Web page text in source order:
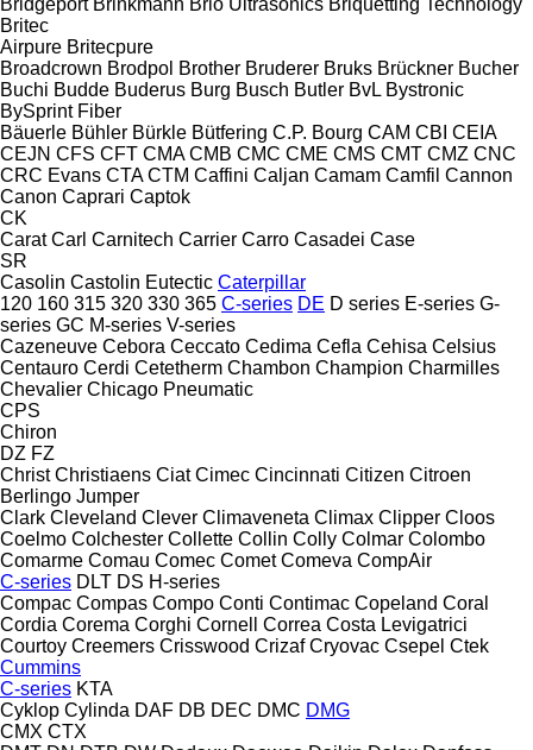
Britec
Airpure Britecpure
Broadcrown Brodpol Brother Bruderer Bruks Brückner Bucher
Buchi Budde Buderus Burg Busch Butler BvL Bystronic
BySprint Fiber
Bäuerle Bühler Bürkle Bütfering C.P. Bourg CAM CBI CEIA
CEJN CFS CFT CMA CMB CMC CME CMS CMT CMZ CNC
CRC Evans CTA CTM Caffini Caljan Camam Camfil Cannon
Canon Caprari Captok
CK
Carat Carl Carnitech Carrier Carro Casadei Case
SR
Casolin Castolin Eutectic Caterpillar
120 160 315 320 330 365 C-series DE D series E-series G-
series GC M-series V-series
Cazeneuve Cebora Ceccato Cedima Cefla Cehisa Celsius
Centauro Cerdi Cetetherm Chambon Champion Charmilles
Chevalier Chicago Pneumatic
CPS
Chiron
DZ FZ
Christ Christiaens Ciat Cimec Cincinnati Citizen Citroen
Berlingo Jumper
Clark Cleveland Clever Climaveneta Climax Clipper Cloos
Coelmo Colchester Collette Collin Colly Colmar Colombo
Comarme Comau Comec Comet Comeva CompAir
C-series DLT DS H-series
Compac Compas Compo Conti Contimac Copeland Coral
Cordia Corema Corghi Cornell Correa Costa Levigatrici
Courtoy Creemers Crisswood Crizaf Cryovac Csepel Ctek
Cummins
C-series KTA
Cyklop Cylinda DAF DB DEC DMC DMG
CMX CTX